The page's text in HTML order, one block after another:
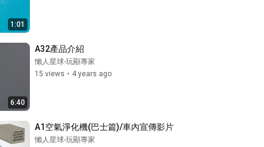
1:01
6:40
A32產品介紹
懶人星球-玩顯專家
15 views • 4 years ago
A1空氣淨化機(巴士篇)/車內宣傳影片
懶人星球-玩顯專家